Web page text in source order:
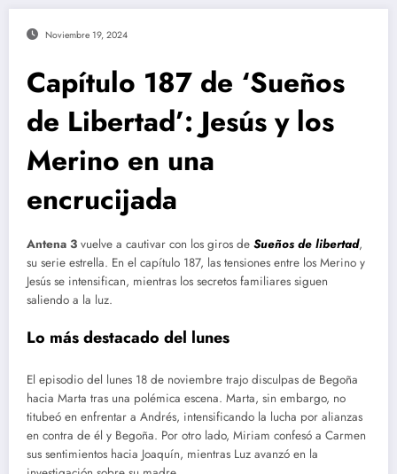
Noviembre 19, 2024
Capítulo 187 de ‘Sueños
de Libertad’: Jesús y los
Merino en una
encrucijada
Antena 3 vuelve a cautivar con los giros de Sueños de libertad,
su serie estrella. En el capítulo 187, las tensiones entre los Merino y
Jesús se intensifican, mientras los secretos familiares siguen
saliendo a la luz.
Lo más destacado del lunes
El episodio del lunes 18 de noviembre trajo disculpas de Begoña
hacia Marta tras una polémica escena. Marta, sin embargo, no
titubeó en enfrentar a Andrés, intensificando la lucha por alianzas
en contra de él y Begoña. Por otro lado, Miriam confesó a Carmen
sus sentimientos hacia Joaquín, mientras Luz avanzó en la